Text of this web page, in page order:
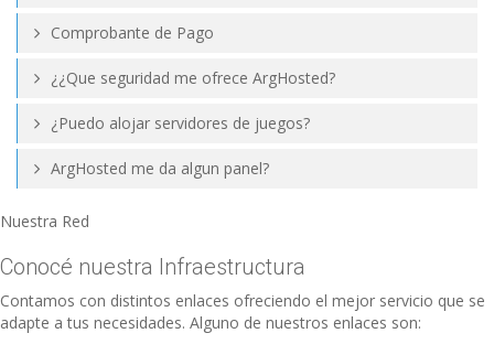
Comprobante de Pago
¿¿Que seguridad me ofrece ArgHosted?
¿Puedo alojar servidores de juegos?
ArgHosted me da algun panel?
Nuestra Red
Conocé nuestra Infraestructura
Contamos con distintos enlaces ofreciendo el mejor servicio que se
adapte a tus necesidades. Alguno de nuestros enlaces son: